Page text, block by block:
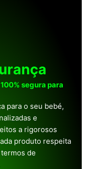
segura para
para o seu bebé,
e
a rigorosos
produto respeita
de